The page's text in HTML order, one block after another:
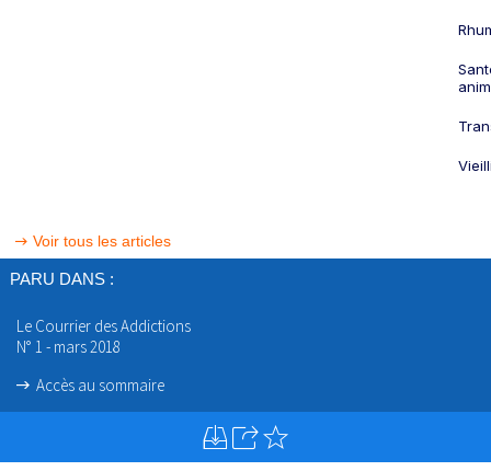
Voir tous les articles
PARU DANS :
Le Courrier des Addictions
N° 1 - mars 2018
Accès au sommaire